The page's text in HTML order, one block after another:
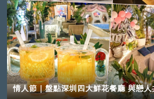
情人節｜盤點深圳四大鮮花餐廳 與戀